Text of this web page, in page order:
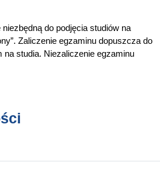
do podjęcia studiów na
Zaliczenie egzaminu dopuszcza do
na studia. Niezaliczenie egzaminu